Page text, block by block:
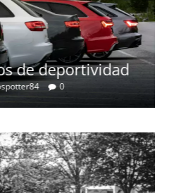
mospotter84 0